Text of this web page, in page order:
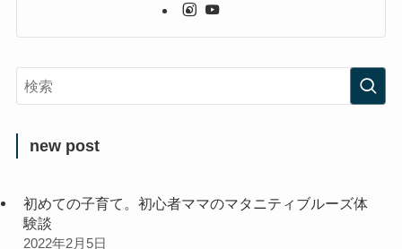
new post
初めての子育て。初心者ママのマタニティブルーズ体
験談
2022年2月5日